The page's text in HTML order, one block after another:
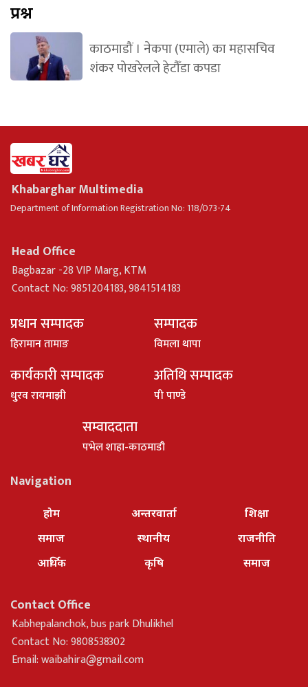
प्रश्न
काठमाडौं । नेकपा (एमाले) का महासचिव
शंकर पोखरेलले हेटौँडा कपडा
Khabarghar Multimedia
Department of Information Registration No: 118/073-74
Head Office
Bagbazar -28 VIP Marg, KTM
Contact No: 9851204183, 9841514183
प्रधान सम्पादक
हिरामान तामाङ
सम्पादक
विमला थापा
कार्यकारी सम्पादक
धु्रव रायमाझी
अतिथि सम्पादक
पी पाण्डे
सम्वाददाता
पभेल शाहा-काठमाडौ
Navigation
होम
समाज
आर्थिक
अन्तरवार्ता
स्थानीय
कृषि
शिक्षा
राजनीति
समाज
Contact Office
Kabhepalanchok, bus park Dhulikhel
Contact No: 9808538302
Email:waibahira@gmail.com